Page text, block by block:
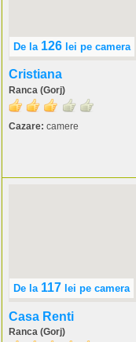
De la 126 lei pe camera
Cristiana
Ranca (Gorj)
Cazare: camere
De la 117 lei pe camera
Casa Renti
Ranca (Gorj)